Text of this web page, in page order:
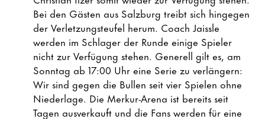
Bei den Gästen aus Salzburg treibt sich hingegen
der Verletzungsteufel herum. Coach Jaissle
werden im Schlager der Runde einige Spieler
nicht zur Verfügung stehen. Generell gilt es, am
Sonntag ab 17:00 Uhr eine Serie zu verlängern:
Wir sind gegen die Bullen seit vier Spielen ohne
Niederlage. Die Merkur-Arena ist bereits seit
Tagen ausverkauft und die Fans werden für eine